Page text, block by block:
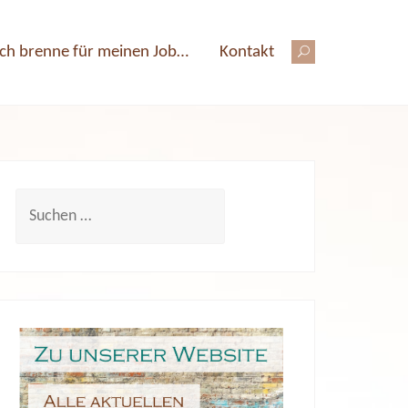
brenne für meinen Job… Kontakt
n
a